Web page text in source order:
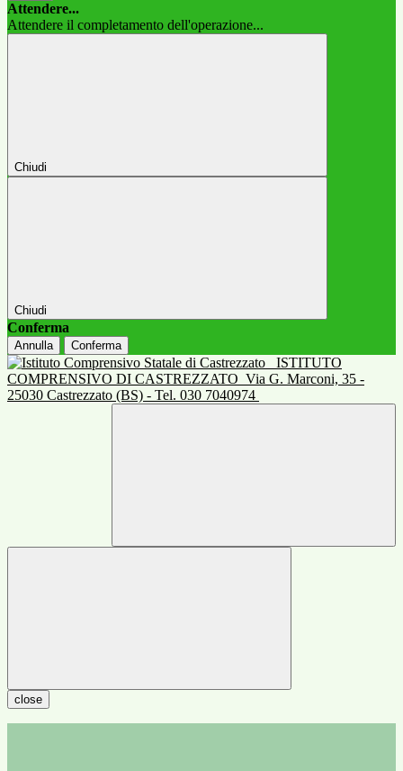
Attendere...
Attendere il completamento dell'operazione...
Chiudi
Chiudi
Conferma
Annulla Conferma
ISTITUTO
COMPRENSIVO DI CASTREZZATO Via G. Marconi, 35 -
25030 Castrezzato (BS) - Tel. 030 7040974
close